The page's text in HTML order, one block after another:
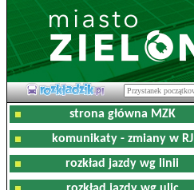
strona główna MZK
komunikaty - zmiany w RJ
rozkład jazdy wg linii